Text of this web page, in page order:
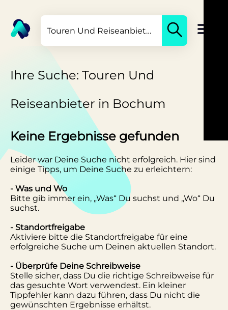
Ihre Suche: Touren Und
Reiseanbieter in Bochum
Keine Ergebnisse gefunden
Leider war Deine Suche nicht erfolgreich. Hier sind
einige Tipps, um Deine Suche zu erleichtern:
- Was und Wo
Bitte gib immer ein, „Was“ Du suchst und „Wo“ Du
suchst.
- Standortfreigabe
Aktiviere bitte die Standortfreigabe für eine
erfolgreiche Suche um Deinen aktuellen Standort.
- Überprüfe Deine Schreibweise
Stelle sicher, dass Du die richtige Schreibweise für
das gesuchte Wort verwendest. Ein kleiner
Tippfehler kann dazu führen, dass Du nicht die
gewünschten Ergebnisse erhältst.